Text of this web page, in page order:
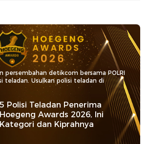
persembahan detikcom bersama POLRI
teladan. Usulkan polisi teladan di
5 Polisi Teladan Penerima
Hoegeng Awards 2026, Ini
Kategori dan Kiprahnya